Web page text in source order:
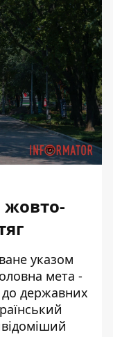
жовто-
указом
мета -
державних